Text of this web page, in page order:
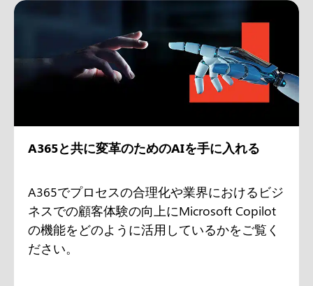
A365と共に変革のためのAIを手に入れる
A365でプロセスの合理化や業界におけるビジ
ネスでの顧客体験の向上にMicrosoft Copilot
の機能をどのように活用しているかをご覧く
ださい。